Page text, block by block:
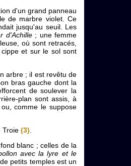
d'un grand panneau
de marbre violet. Ce
jusqu'au seuil. Les
d'Achille; une femme
où sont retracés,
cippe et sur le sol sont
arbre ; il est revêtu de
bras gauche dont la
de soulever la
plan sont assis, à
comme le suppose
Troie (3)
blanc ; celles de la
avec la lyre et le
petits temples est un